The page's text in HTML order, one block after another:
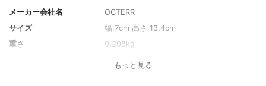
メーカー会社名
OCTERR
サイズ
幅:7cm 高さ:13.4cm
重さ
0.208kg
もっと見る